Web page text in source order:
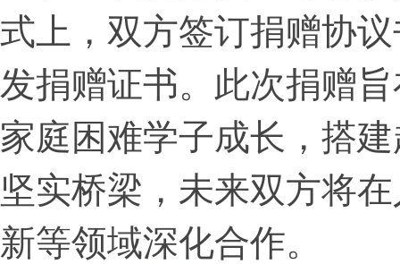
式上，双方签订捐赠协
发捐赠证书。此次捐赠
家庭困难学子成长，搭
坚实桥梁，未来双方将
新等领域深化合作。